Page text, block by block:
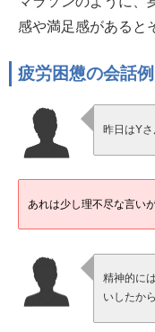
感や満足感があると
疲労困憊の会話例
昨日はYさ
あれは少し理不尽な言い
精神的に
いしたか